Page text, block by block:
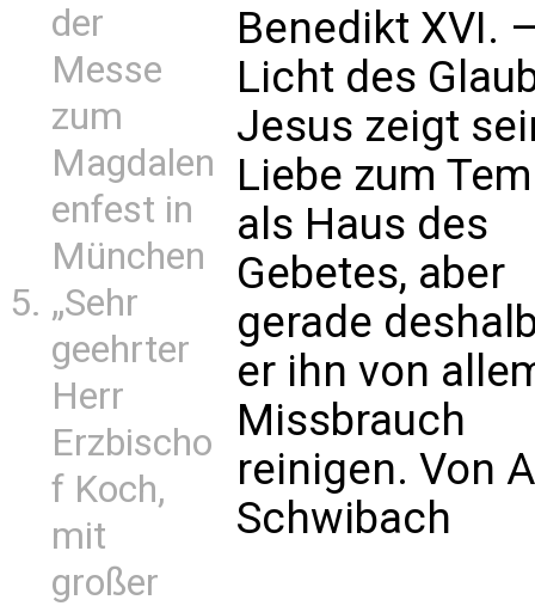
der
Messe
zum
Magdalen
enfest in
München
„Sehr
geehrter
Herr
Erzbischo
f Koch,
mit
großer
Benedikt XVI.
Licht des
Jesus zeigt
Liebe zum
als Haus des
Gebetes, aber
gerade
er ihn von
Missbrauch
reinigen. Von
Schwibach